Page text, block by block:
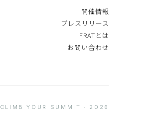
開催情報
プレスリリース
FRATとは
お問い合わせ
CLIMB YOUR SUMMIT · 2026